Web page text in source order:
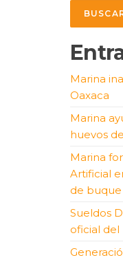
Marina
Oaxaca
Marina
huevos
Marina
Artificial
de buque
Sueldos
oficial del